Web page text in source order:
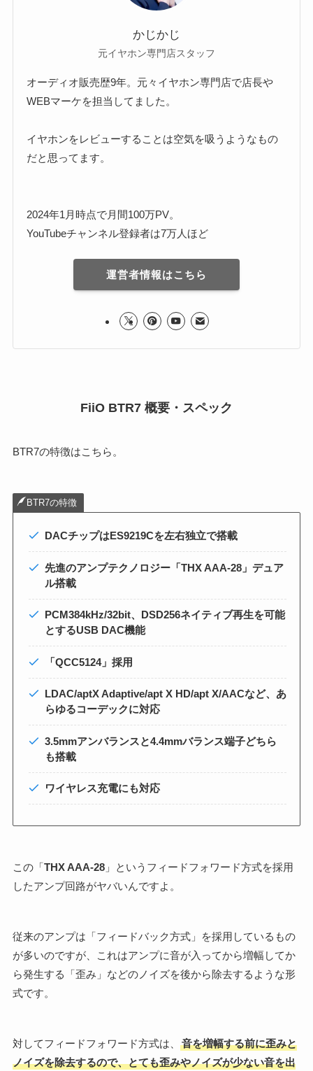
かじかじ
元イヤホン専門店スタッフ
オーディオ販売歴9年。元々イヤホン専門店で店長や
WEBマーケを担当してました。
イヤホンをレビューすることは空気を吸うようなもの
だと思ってます。
2024年1月時点で月間100万PV。
YouTubeチャンネル登録者は7万人ほど
運営者情報はこちら
FiiO BTR7 概要・スペック
BTR7の特徴はこちら。
BTR7の特徴
DACチップはES9219Cを左右独立で搭載
先進のアンプテクノロジー「THX AAA-28」デュア
ル搭載
PCM384kHz/32bit、DSD256ネイティブ再生を可能
とするUSB DAC機能
「QCC5124」採用
LDAC/aptX Adaptive/apt X HD/apt X/AACなど、あ
らゆるコーデックに対応
3.5mmアンバランスと4.4mmバランス端子どちら
も搭載
ワイヤレス充電にも対応
この「THX AAA-28」というフィードフォワード方式を採用
したアンプ回路がヤバいんですよ。
従来のアンプは「フィードバック方式」を採用しているもの
が多いのですが、これはアンプに音が入ってから増幅してか
ら発生する「歪み」などのノイズを後から除去するような形
式です。
対してフィードフォワード方式は、
音を増幅する前に歪みと
ノイズを除去するので、とても歪みやノイズが少ない音を出